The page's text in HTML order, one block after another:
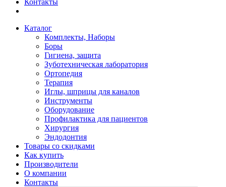
Контакты
Каталог
Комплекты, Наборы
Боры
Гигиена, защита
Зуботехническая лаборатория
Ортопедия
Терапия
Иглы, шприцы для каналов
Инструменты
Оборудование
Профилактика для пациентов
Хирургия
Эндодонтия
Товары со скидками
Как купить
Производители
О компании
Контакты